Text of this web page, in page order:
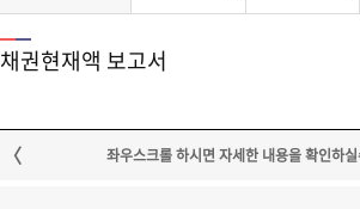
채권현재액 보고서